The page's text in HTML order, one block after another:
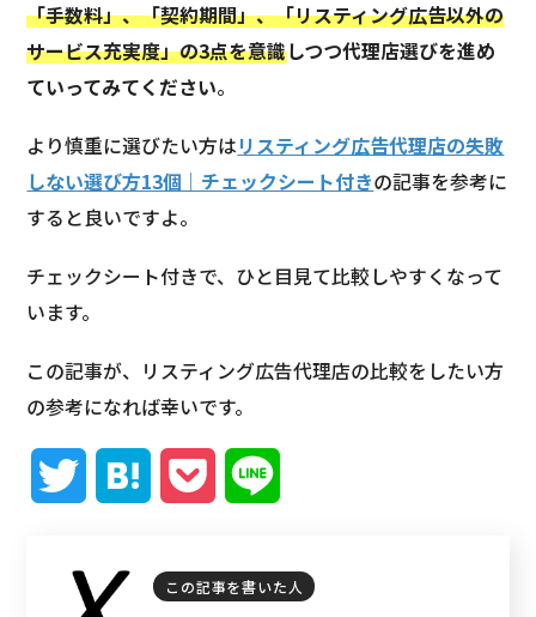
「手数料」、「契約期間」、「リスティング広告以外の
サービス充実度」の3点を意識しつつ代理店選びを進め
ていってみてください。
より慎重に選びたい方はリスティング広告代理店の失敗
しない選び方13個｜チェックシート付きの記事を参考に
すると良いですよ。
チェックシート付きで、ひと目見て比較しやすくなって
います。
この記事が、リスティング広告代理店の比較をしたい方
の参考になれば幸いです。
i
t
c
n
この記事を書いた人